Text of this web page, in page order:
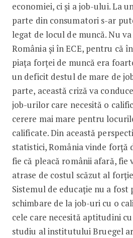
economiei, ci și a job-ului. La
parte din consumatori s-ar
legat de locul de muncă. Nu
România și în ECE, pentru că
piața forței de muncă era
un deficit destul de mare de
parte, această criză va
job-urilor care necesită o
cerere mai mare pentru
calificate. Din această
statistici, România vinde forță
fie că pleacă românii afară, fie
atrase de costul scăzut al
Sistemul de educație nu a fost
schimbare de la job-uri cu o
cele care necesită aptitudini
studiu al institutului Bruegel